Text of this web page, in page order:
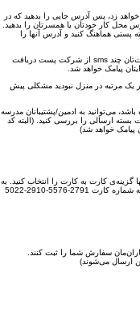
زد، پس آدرس جایی را بدهید که در
محل کار خودتان یا همسرتان را بدهید.
پستی هماهنگ کنید و آدرس آنها را
بعد از اینکه بسته شما را پست کردیم، تا لحظه رسیدن بسته به دست‌تان چند sms‌ از شرکت پست دریافت
پیامک خواهد شد.
بنابراین اگر یک مرتبه در منزل نبودید مشکلی پیش
می‌توانید به ادمین/پشتیبانان مدرسه
ارسالی را بررسی کنید. (البته کد
پیامک خواهد شد)
کارت به کارت را انتخاب کنید. به
شماره کارت 5022-2910-5576-2791
سفارش شما را ثبت کنند.
ارسال می‌شوند)